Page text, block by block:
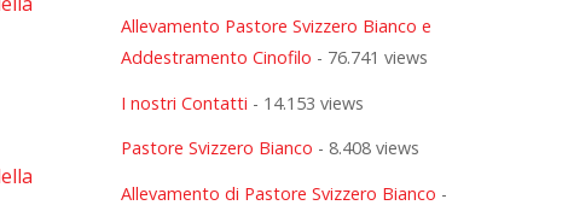
Allevamento Pastore Svizzero Bianco e
Addestramento Cinofilo - 76.741 views
I nostri Contatti - 14.153 views
Pastore Svizzero Bianco - 8.408 views
Allevamento di Pastore Svizzero Bianco -